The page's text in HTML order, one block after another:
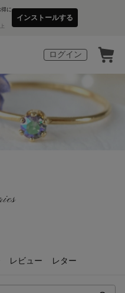
得に
インストールする
ログイン
レビュー レター